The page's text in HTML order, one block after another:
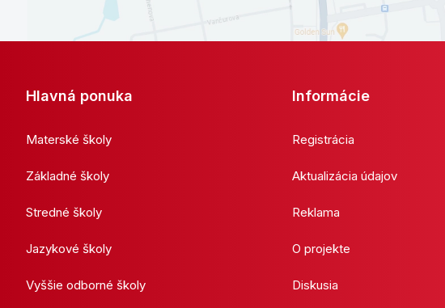
Hlavná ponuka
Materské školy
Základné školy
Stredné školy
Jazykové školy
Vyššie odborné školy
Informácie
Registrácia
Aktualizácia údajov
Reklama
O projekte
Diskusia